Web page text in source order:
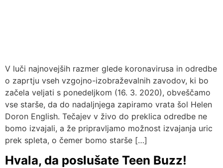
V luči najnovejših razmer glede koronavirusa in odredbe
o zaprtju vseh vzgojno-izobraževalnih zavodov, ki bo
začela veljati s ponedeljkom (16. 3. 2020), obveščamo
vse starše, da do nadaljnjega zapiramo vrata šol Helen
Doron English. Tečajev v živo do preklica odredbe ne
bomo izvajali, a že pripravljamo možnost izvajanja uric
prek spleta, o čemer bomo starše […]
Hvala, da poslušate Teen Buzz!